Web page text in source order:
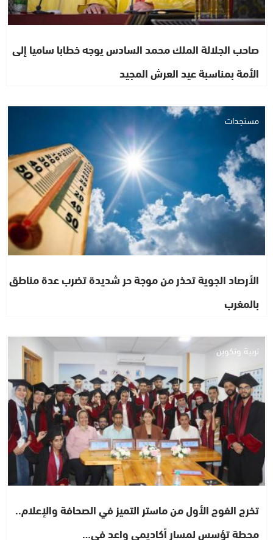
صاحب الجلالة الملك محمد السادس يوجه خطابا ساميا إلى
الأمة بمناسبة عيد العرش المجيد
مستجدات
الأرصاد الجوية تحذر من موجة حر شديدة تضرب عدة مناطق
بالمغرب
تربية وتكوين
تخرج الفوج الأول من ماستر التميز في الصحافة والإعلام..
محطة تؤسس لمسار أكاديمي واعد في…